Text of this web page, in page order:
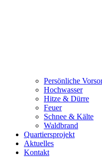
Persönliche
Hochwasser
Hitze & Dürre
Feuer
Schnee & Kälte
Waldbrand
Quartiersprojekt
Aktuelles
Kontakt